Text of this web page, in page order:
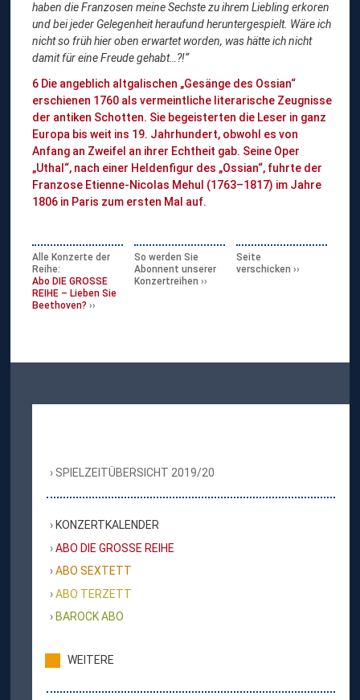
haben die Franzosen meine Sechste zu ihrem Liebling erkoren
und bei jeder Gelegenheit heraufund heruntergespielt. Wäre ich
nicht so früh hier oben erwartet worden, was hätte ich nicht
damit für eine Freude gehabt…?!“
6 Die angeblich altgalischen „Gesänge des Ossian“
erschienen 1760 als vermeintliche literarische Zeugnisse
der antiken Schotten. Sie begeisterten die Leser in ganz
Europa bis weit ins 19. Jahrhundert, obwohl es von
Anfang an Zweifel an ihrer Echtheit gab. Seine Oper
„Uthal“, nach einer Heldenfigur des „Ossian“, fuhrte der
Franzose Etienne-Nicolas Mehul (1763–1817) im Jahre
1806 in Paris zum ersten Mal auf.
Alle Konzerte der
Reihe:
Abo DIE GROSSE
REIHE – Lieben Sie
Beethoven?
So werden Sie
Abonnent unserer
Konzertreihen
Seite
verschicken
SPIELZEITÜBERSICHT 2019/20
KONZERTKALENDER
ABO DIE GROSSE REIHE
ABO SEXTETT
ABO TERZETT
BAROCK ABO
WEITERE